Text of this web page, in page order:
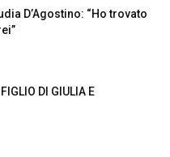
D’Agostino: “Ho trovato
DI GIULIA E